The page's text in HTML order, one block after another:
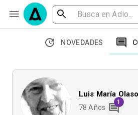
NOVEDADES
Luis María
78 Años
1